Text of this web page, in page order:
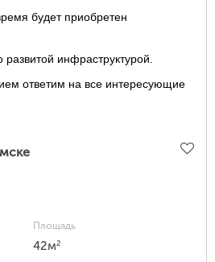
будет приобретен
инфраструктурой.
ответим на все интересующие
Площадь
42м2